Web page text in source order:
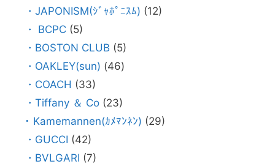
・JAPONISM(ｼﾞｬﾎﾟﾆｽﾑ) (12)
・ BCPC (5)
・BOSTON CLUB (5)
・OAKLEY(sun) (46)
・COACH (33)
・Tiffany ＆ Co (23)
･ Kamemannen(ｶﾒﾏﾝﾈﾝ) (29)
・GUCCI (42)
・BVLGARI (7)